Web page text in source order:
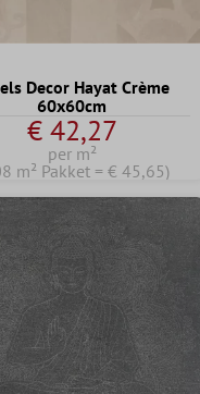
Decor Hayat Crème
60x60cm
€ 42,27
per m²
m² Pakket = € 45,65)